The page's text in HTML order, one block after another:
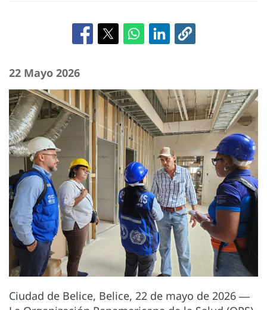
22 Mayo 2026
Ciudad de Belice, Belice, 22 de mayo de 2026 ―